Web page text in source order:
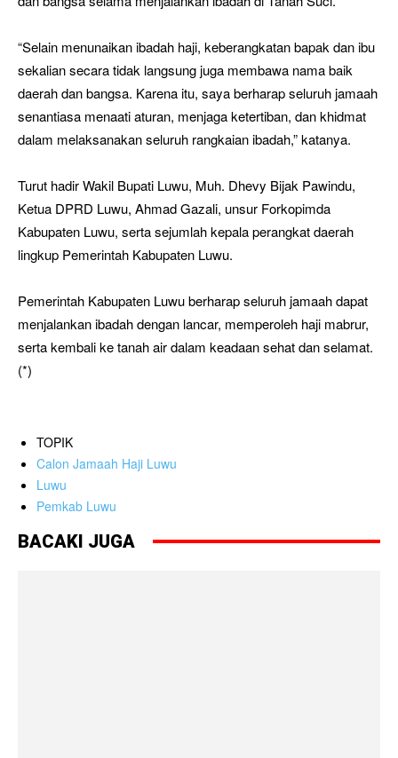
“Selain menunaikan ibadah haji, keberangkatan bapak dan ibu
sekalian secara tidak langsung juga membawa nama baik
daerah dan bangsa. Karena itu, saya berharap seluruh jamaah
senantiasa menaati aturan, menjaga ketertiban, dan khidmat
dalam melaksanakan seluruh rangkaian ibadah,” katanya.
Turut hadir Wakil Bupati Luwu, Muh. Dhevy Bijak Pawindu,
Ketua DPRD Luwu, Ahmad Gazali, unsur Forkopimda
Kabupaten Luwu, serta sejumlah kepala perangkat daerah
lingkup Pemerintah Kabupaten Luwu.
Pemerintah Kabupaten Luwu berharap seluruh jamaah dapat
menjalankan ibadah dengan lancar, memperoleh haji mabrur,
serta kembali ke tanah air dalam keadaan sehat dan selamat.
(*)
TOPIK
Calon Jamaah Haji Luwu
Luwu
Pemkab Luwu
BACAKI JUGA